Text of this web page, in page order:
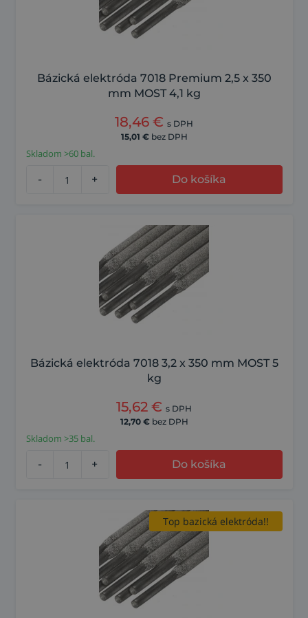
Bázická elektróda 7018 Premium 2,5 x 350
mm MOST 4,1 kg
18,46 € s DPH
15,01 € bez DPH
Skladom >60 bal.
- + Do košíka
Bázická elektróda 7018 3,2 x 350 mm MOST 5
kg
15,62 € s DPH
12,70 € bez DPH
Skladom >35 bal.
- + Do košíka
Top bazická elektróda!!